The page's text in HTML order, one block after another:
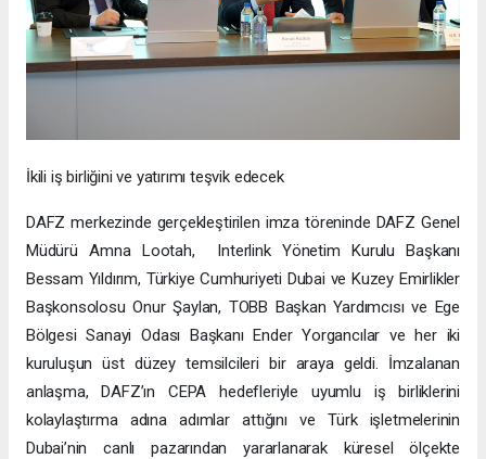
İkili iş birliğini ve yatırımı teşvik edecek
DAFZ merkezinde gerçekleştirilen imza töreninde DAFZ Genel
Müdürü Amna Lootah, Interlink Yönetim Kurulu Başkanı
Bessam Yıldırım, Türkiye Cumhuriyeti Dubai ve Kuzey Emirlikler
Başkonsolosu Onur Şaylan, TOBB Başkan Yardımcısı ve Ege
Bölgesi Sanayi Odası Başkanı Ender Yorgancılar ve her iki
kuruluşun üst düzey temsilcileri bir araya geldi. İmzalanan
anlaşma, DAFZ’ın CEPA hedefleriyle uyumlu iş birliklerini
kolaylaştırma adına adımlar attığını ve Türk işletmelerinin
Dubai’nin canlı pazarından yararlanarak küresel ölçekte